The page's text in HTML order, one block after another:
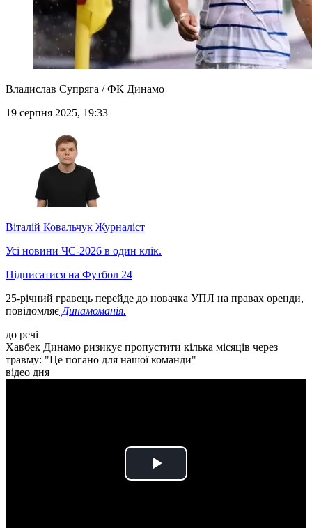
Владислав Супряга / ФК Динамо
19 серпня 2025, 19:33
Віталій Ковальчук Журналіст
Усі новини ЧС-2026 в один клік.
Підписатися на Футбол 24
25-річний гравець перейде до новачка УПЛ на правах оренди,
повідомляєДинамоманія.
до речі
Хавбек Динамо ризикує пропустити кілька місяців через
травму: "Це погано для нашої команди"
відео дня
Play